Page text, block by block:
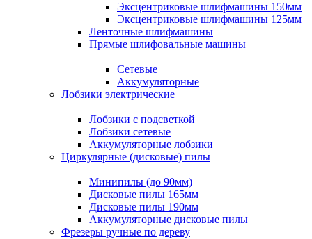
Эксцентриковые шлифмашины 150мм
Эксцентриковые шлифмашины 125мм
Ленточные шлифмашины
Прямые шлифовальные машины
Сетевые
Аккумуляторные
Лобзики электрические
Лобзики с подсветкой
Лобзики сетевые
Аккумуляторные лобзики
Циркулярные (дисковые) пилы
Минипилы (до 90мм)
Дисковые пилы 165мм
Дисковые пилы 190мм
Аккумуляторные дисковые пилы
Фрезеры ручные по дереву